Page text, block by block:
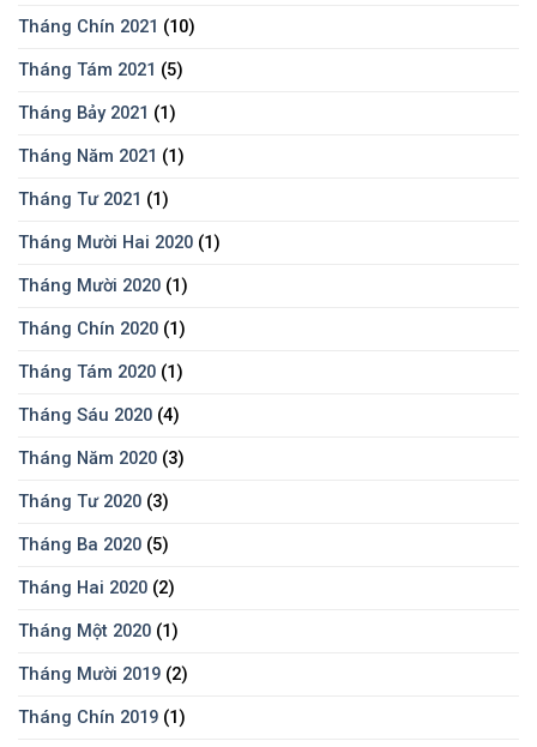
Tháng Chín 2021 (10)
Tháng Tám 2021 (5)
Tháng Bảy 2021 (1)
Tháng Năm 2021 (1)
Tháng Tư 2021 (1)
Tháng Mười Hai 2020 (1)
Tháng Mười 2020 (1)
Tháng Chín 2020 (1)
Tháng Tám 2020 (1)
Tháng Sáu 2020 (4)
Tháng Năm 2020 (3)
Tháng Tư 2020 (3)
Tháng Ba 2020 (5)
Tháng Hai 2020 (2)
Tháng Một 2020 (1)
Tháng Mười 2019 (2)
Tháng Chín 2019 (1)